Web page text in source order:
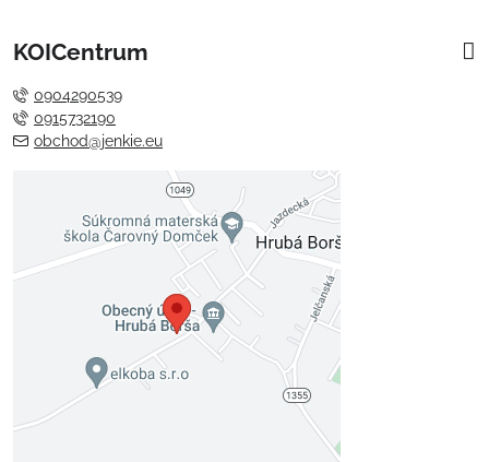
KOICentrum
0904290539
0915732190
obchod@jenkie.eu
Externý obsah je blokovaný
Voľbami súkromia
Prajete si načítať externý obsah?
Povoliť tentokrát
Povoliť a zapamätať - súhlas s